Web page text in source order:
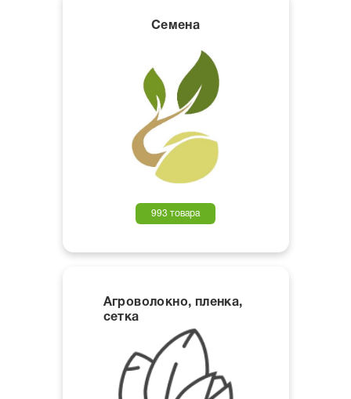
Семена
993 товара
Агроволокно, пленка,
сетка